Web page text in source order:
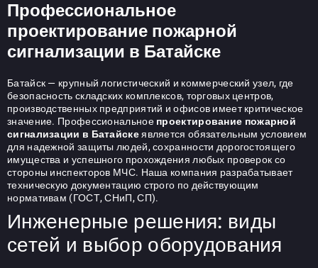
Профессиональное
проектирование пожарной
сигнализации в Батайске
Батайск — крупный логистический и коммерческий узел, где
безопасность складских комплексов, торговых центров,
производственных предприятий и офисов имеет критическое
значение. Профессиональное проектирование пожарной
сигнализации в Батайскеявляется обязательным условием
для надежной защиты людей, сохранности дорогостоящего
имущества и успешного прохождения любых проверок со
стороны инспекторов МЧС. Наша компания разрабатывает
техническую документацию строго по действующим
нормативам (ГОСТ, СНиП, СП).
Инженерные решения: виды
сетей и выбор оборудования